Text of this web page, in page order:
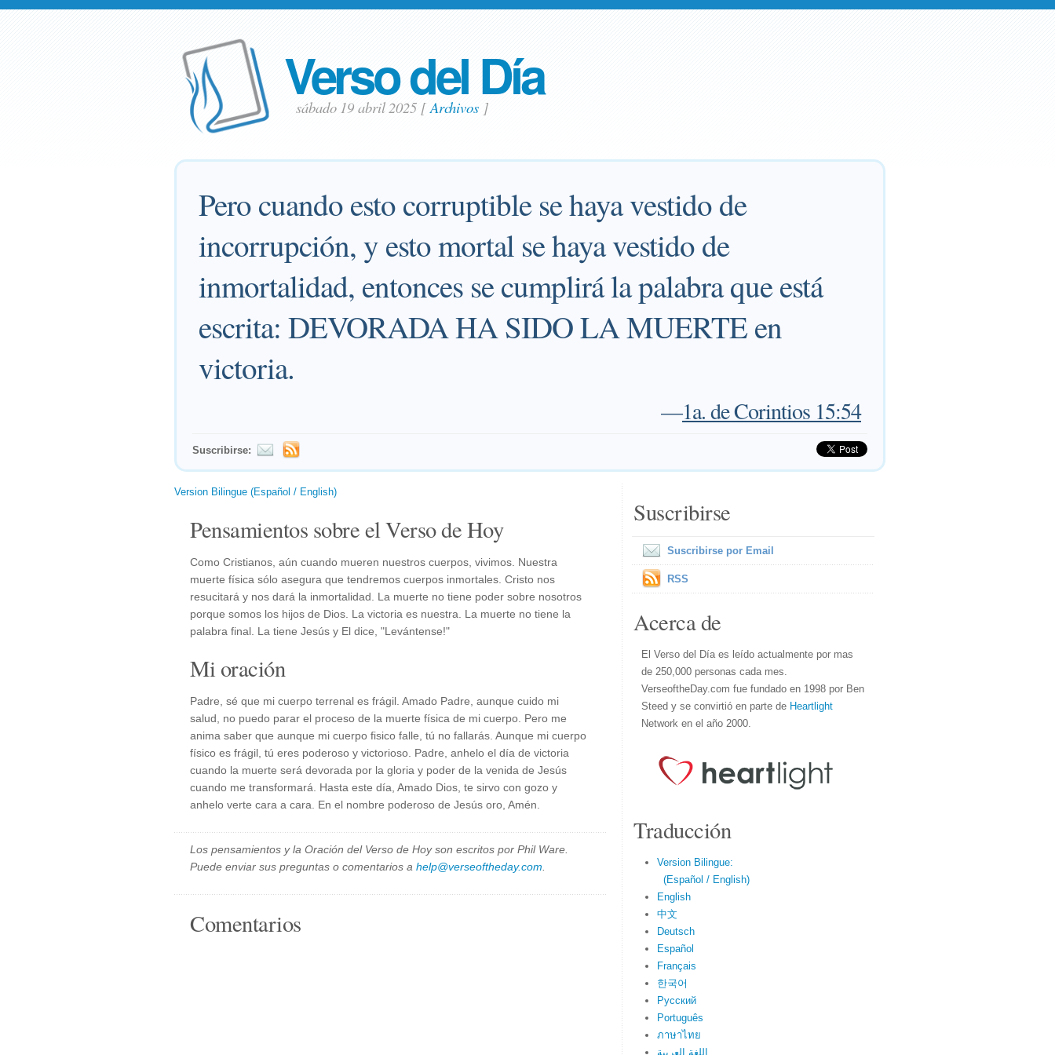
Verso del Día
sábado 19 abril 2025 [Archivos]
Pero cuando esto corruptible se haya vestido de
incorrupción, y esto mortal se haya vestido de
inmortalidad, entonces se cumplirá la palabra que está
escrita: DEVORADA HA SIDO LA MUERTE en
victoria.
—1a. de Corintios 15:54
Suscribirse:
Version Bilingue (Español / English)
Pensamientos sobre el Verso de Hoy
Como Cristianos, aún cuando mueren nuestros cuerpos, vivimos. Nuestra
muerte física sólo asegura que tendremos cuerpos inmortales. Cristo nos
resucitará y nos dará la inmortalidad. La muerte no tiene poder sobre nosotros
porque somos los hijos de Dios. La victoria es nuestra. La muerte no tiene la
palabra final. La tiene Jesús y El dice, "Levántense!"
Mi oración
Padre, sé que mi cuerpo terrenal es frágil. Amado Padre, aunque cuido mi
salud, no puedo parar el proceso de la muerte física de mi cuerpo. Pero me
anima saber que aunque mi cuerpo fisico falle, tú no fallarás. Aunque mi cuerpo
físico es frágil, tú eres poderoso y victorioso. Padre, anhelo el día de victoria
cuando la muerte será devorada por la gloria y poder de la venida de Jesús
cuando me transformará. Hasta este día, Amado Dios, te sirvo con gozo y
anhelo verte cara a cara. En el nombre poderoso de Jesús oro, Amén.
Los pensamientos y la Oración del Verso de Hoy son escritos por Phil Ware.
Puede enviar sus preguntas o comentarios a help@verseoftheday.com
Comentarios
Suscribirse
Suscribirse por Email
RSS
Acerca de
El Verso del Día es leído actualmente por mas
de 250,000 personas cada mes.
VerseoftheDay.com fue fundado en 1998 por Ben
Steed y se convirtió en parte de Heartlight
Network en el año 2000.
Traducción
Version Bilingue:
(Español / English)
English
中文
Deutsch
Español
Français
한국어
Русский
Português
ภาษาไทย
اللغة العربية